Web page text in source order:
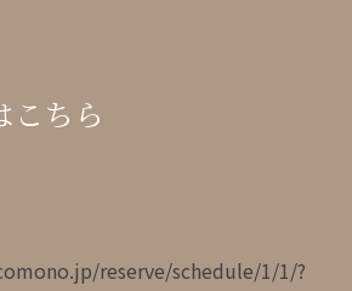
こちら
reserve/schedule/1/1/?